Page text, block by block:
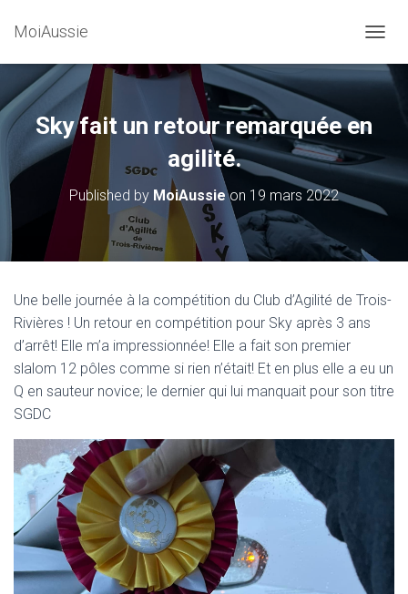
MoiAussie
U
V
R
M
N
G
A
Sky fait un retour remarquée en
agilité.
Published by MoiAussieon 19 mars 2022
Une belle journée à la compétition du Club d’Agilité de Trois-
Rivières ! Un retour en compétition pour Sky après 3 ans
d’arrêt! Elle m’a impressionnée! Elle a fait son premier
slalom 12 pôles comme si rien n’était! Et en plus elle a eu un
Q en sauteur novice; le dernier qui lui manquait pour son titre
SGDC